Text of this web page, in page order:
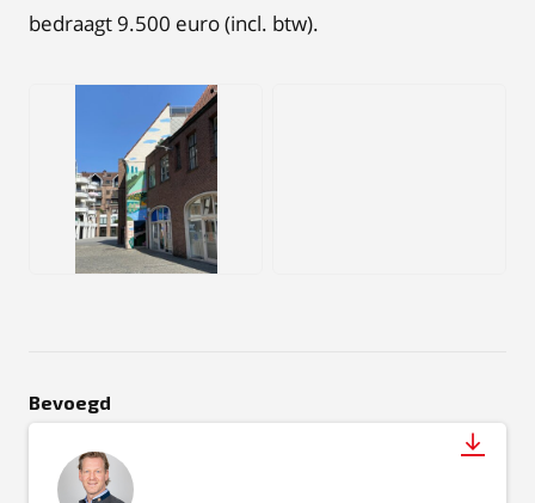
bedraagt 9.500 euro (incl. btw).
JPEG
Bevoegd